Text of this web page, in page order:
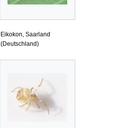
Eikokon, Saarland
(Deutschland)